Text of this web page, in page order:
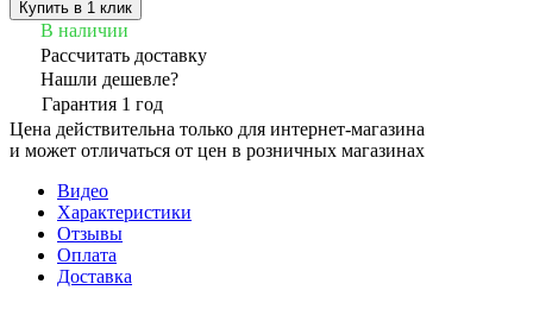
Купить в 1 клик
В наличии
Рассчитать доставку
Нашли дешевле?
Гарантия 1 год
Цена действительна только для интернет-магазина
и может отличаться от цен в розничных магазинах
Видео
Характеристики
Отзывы
Оплата
Доставка